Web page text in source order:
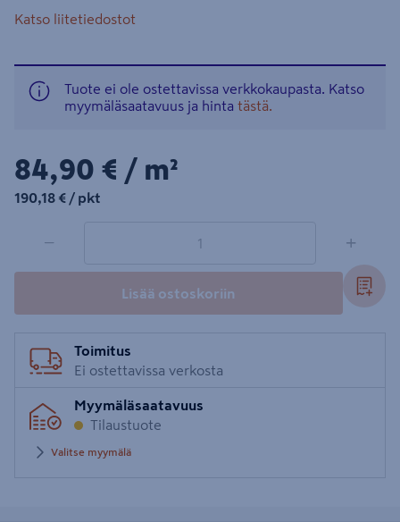
Katso liitetiedostot
Tuote ei ole ostettavissa verkkokaupasta. Katso
myymäläsaatavuus ja hinta tästä.
84,90€/m²
84,90 € / m²
190,18€/pkt
190,18 € / pkt
− +
Lisää ostoskoriin
Toimitus
Ei ostettavissa verkosta
Myymäläsaatavuus
Tilaustuote
Valitse myymälä